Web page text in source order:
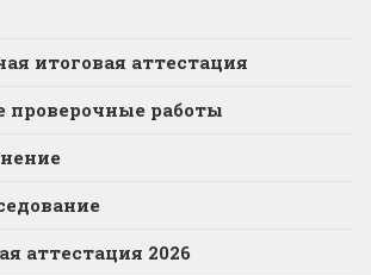
итоговая аттестация
проверочные работы
аттестация 2026